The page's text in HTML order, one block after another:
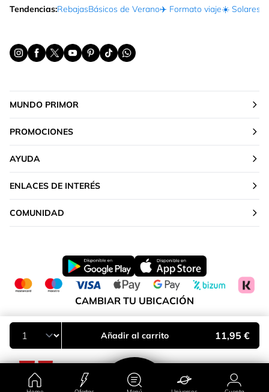
Añadir al carrito 11,95 €
Tendencias:RebajasBásicos de Verano✈️ Formato viaje☀️ Solares
MUNDO PRIMOR
PROMOCIONES
AYUDA
ENLACES DE INTERÉS
COMUNIDAD
CAMBIAR TU UBICACIÓN
Península y Baleares